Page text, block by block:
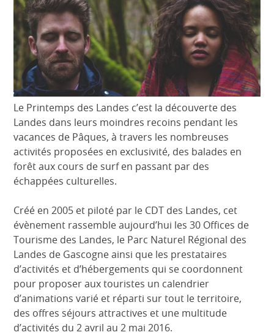
Le Printemps des Landes c’est la découverte des
Landes dans leurs moindres recoins pendant les
vacances de Pâques, à travers les nombreuses
activités proposées en exclusivité, des balades en
forêt aux cours de surf en passant par des
échappées culturelles.
Créé en 2005 et piloté par le CDT des Landes, cet
évènement rassemble aujourd’hui les 30 Offices de
Tourisme des Landes, le Parc Naturel Régional des
Landes de Gascogne ainsi que les prestataires
d’activités et d’hébergements qui se coordonnent
pour proposer aux touristes un calendrier
d’animations varié et réparti sur tout le territoire,
des offres séjours attractives et une multitude
d’activités du 2 avril au 2 mai 2016.